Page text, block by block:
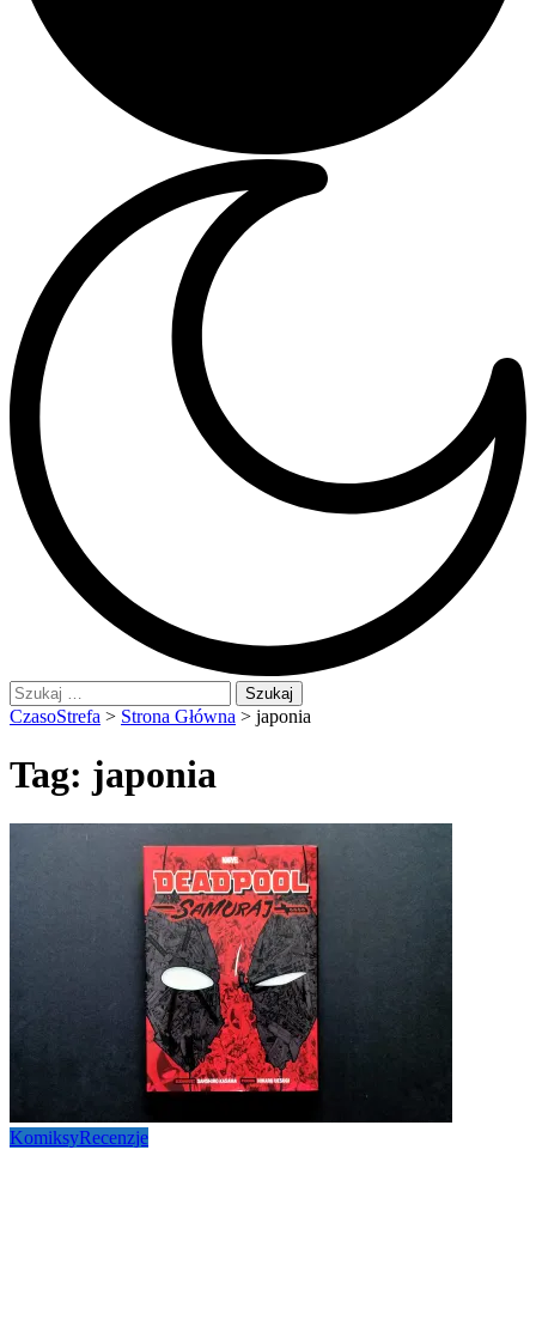
Szukaj:
CzasoStrefa > Strona Główna > japonia
Tag: japonia
KomiksyRecenzje